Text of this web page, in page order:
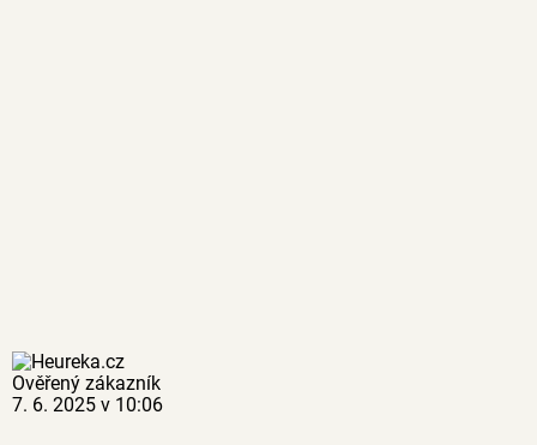
Ověřený zákazník
7. 6. 2025 v 10:06